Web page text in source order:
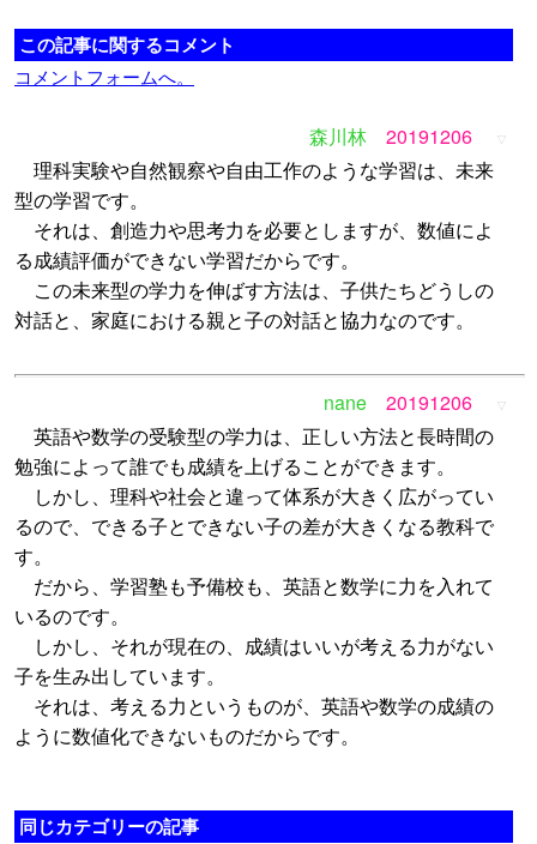
この記事に関するコメント
コメントフォームへ。
森川林 20191206 ▽
理科実験や自然観察や自由工作のような学習は、未来
型の学習です。
それは、創造力や思考力を必要としますが、数値によ
る成績評価ができない学習だからです。
この未来型の学力を伸ばす方法は、子供たちどうしの
対話と、家庭における親と子の対話と協力なのです。
nane 20191206 ▽
英語や数学の受験型の学力は、正しい方法と長時間の
勉強によって誰でも成績を上げることができます。
しかし、理科や社会と違って体系が大きく広がってい
るので、できる子とできない子の差が大きくなる教科で
す。
だから、学習塾も予備校も、英語と数学に力を入れて
いるのです。
しかし、それが現在の、成績はいいが考える力がない
子を生み出しています。
それは、考える力というものが、英語や数学の成績の
ように数値化できないものだからです。
同じカテゴリーの記事